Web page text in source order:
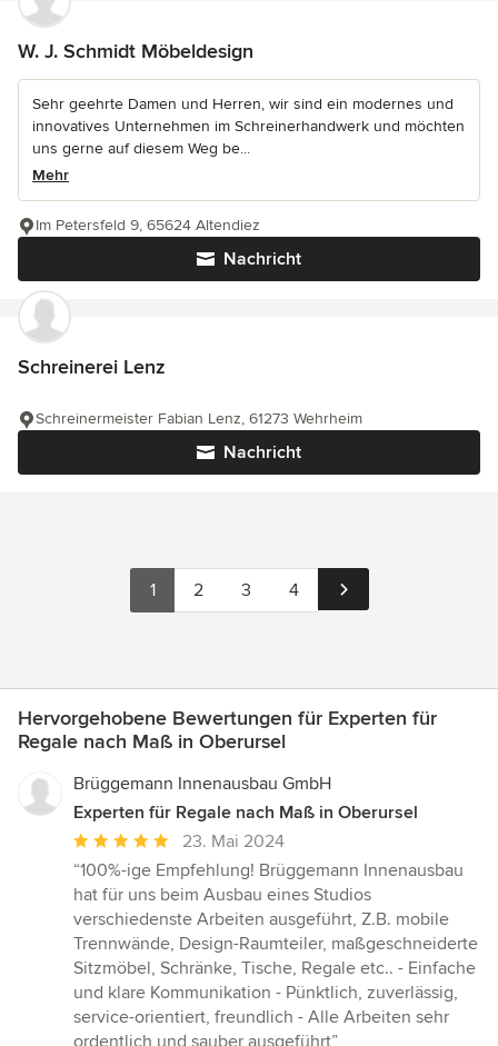
W. J. Schmidt Möbeldesign
Sehr geehrte Damen und Herren, wir sind ein modernes und
innovatives Unternehmen im Schreinerhandwerk und möchten
uns gerne auf diesem Weg be...
Mehr
Nachricht
Im Petersfeld 9, 65624 Altendiez
Schreinerei Lenz
Nachricht
Schreinermeister Fabian Lenz, 61273 Wehrheim
1 2 3 4
Hervorgehobene Bewertungen für Experten für
Regale nach Maß in Oberursel
Brüggemann Innenausbau GmbH
Experten für Regale nach Maß in Oberursel
Durchschnittliche
Bewertung:
5
von
5
Sternen
23. Mai 2024
“100%-ige Empfehlung! Brüggemann Innenausbau
hat für uns beim Ausbau eines Studios
verschiedenste Arbeiten ausgeführt, Z.B. mobile
Trennwände, Design-Raumteiler, maßgeschneiderte
Sitzmöbel, Schränke, Tische, Regale etc.. - Einfache
und klare Kommunikation - Pünktlich, zuverlässig,
service-orientiert, freundlich - Alle Arbeiten sehr
ordentlich und sauber ausgeführt”